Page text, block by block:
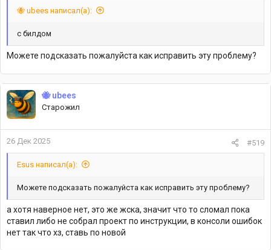
🐝 ubees написал(а):
с билдом
Можете подсказать пожалуйста как исправить эту проблему?
🐝 ubees
Старожил
26 Дек 2025 #519
Esus написал(а):
Можете подсказать пожалуйста как исправить эту проблему?
а хотя наверное нет, это же жска, значит что то сломал пока
ставил либо не собрал проект по инструкции, в консоли ошибок
нет так что хз, ставь по новой